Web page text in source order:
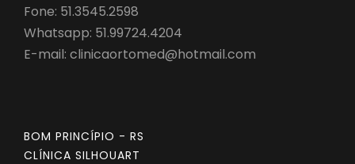
Fone: 51.3545.2598
Whatsapp: 51.99724.4204
E-mail: clinicaortomed@hotmail.com
BOM PRINCÍPIO - RS
CLÍNICA SILHOUART